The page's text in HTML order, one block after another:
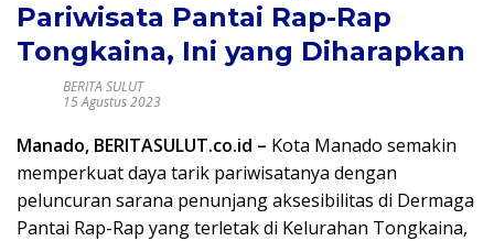
Pariwisata Pantai Rap-Rap
Tongkaina, Ini yang Diharapkan
BERITA SULUT
15 Agustus 2023
Manado, BERITASULUT.co.id – Kota Manado semakin
memperkuat daya tarik pariwisatanya dengan
peluncuran sarana penunjang aksesibilitas di Dermaga
Pantai Rap-Rap yang terletak di Kelurahan Tongkaina,